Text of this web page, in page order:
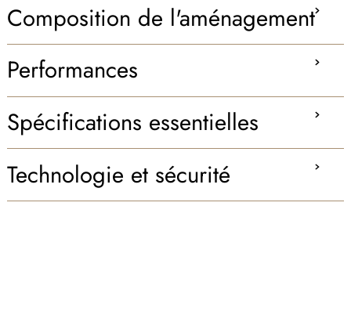
Composition de l'aménagement
Performances
Spécifications essentielles
Technologie et sécurité